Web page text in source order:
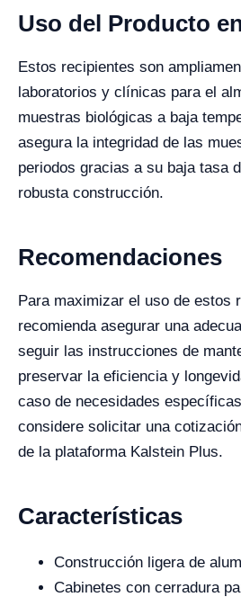
Uso del Producto
Estos recipientes son
laboratorios y clínicas para el
muestras biológicas a baja
asegura la integridad de las
periodos gracias a su baja tasa
robusta construcción.
Recomendaciones
Para maximizar el uso de estos
recomienda asegurar una
seguir las instrucciones de
preservar la eficiencia y
caso de necesidades
considere solicitar una
de la plataforma Kalstein Plus.
Características
Construcción ligera de
Cabinetes con cerradura